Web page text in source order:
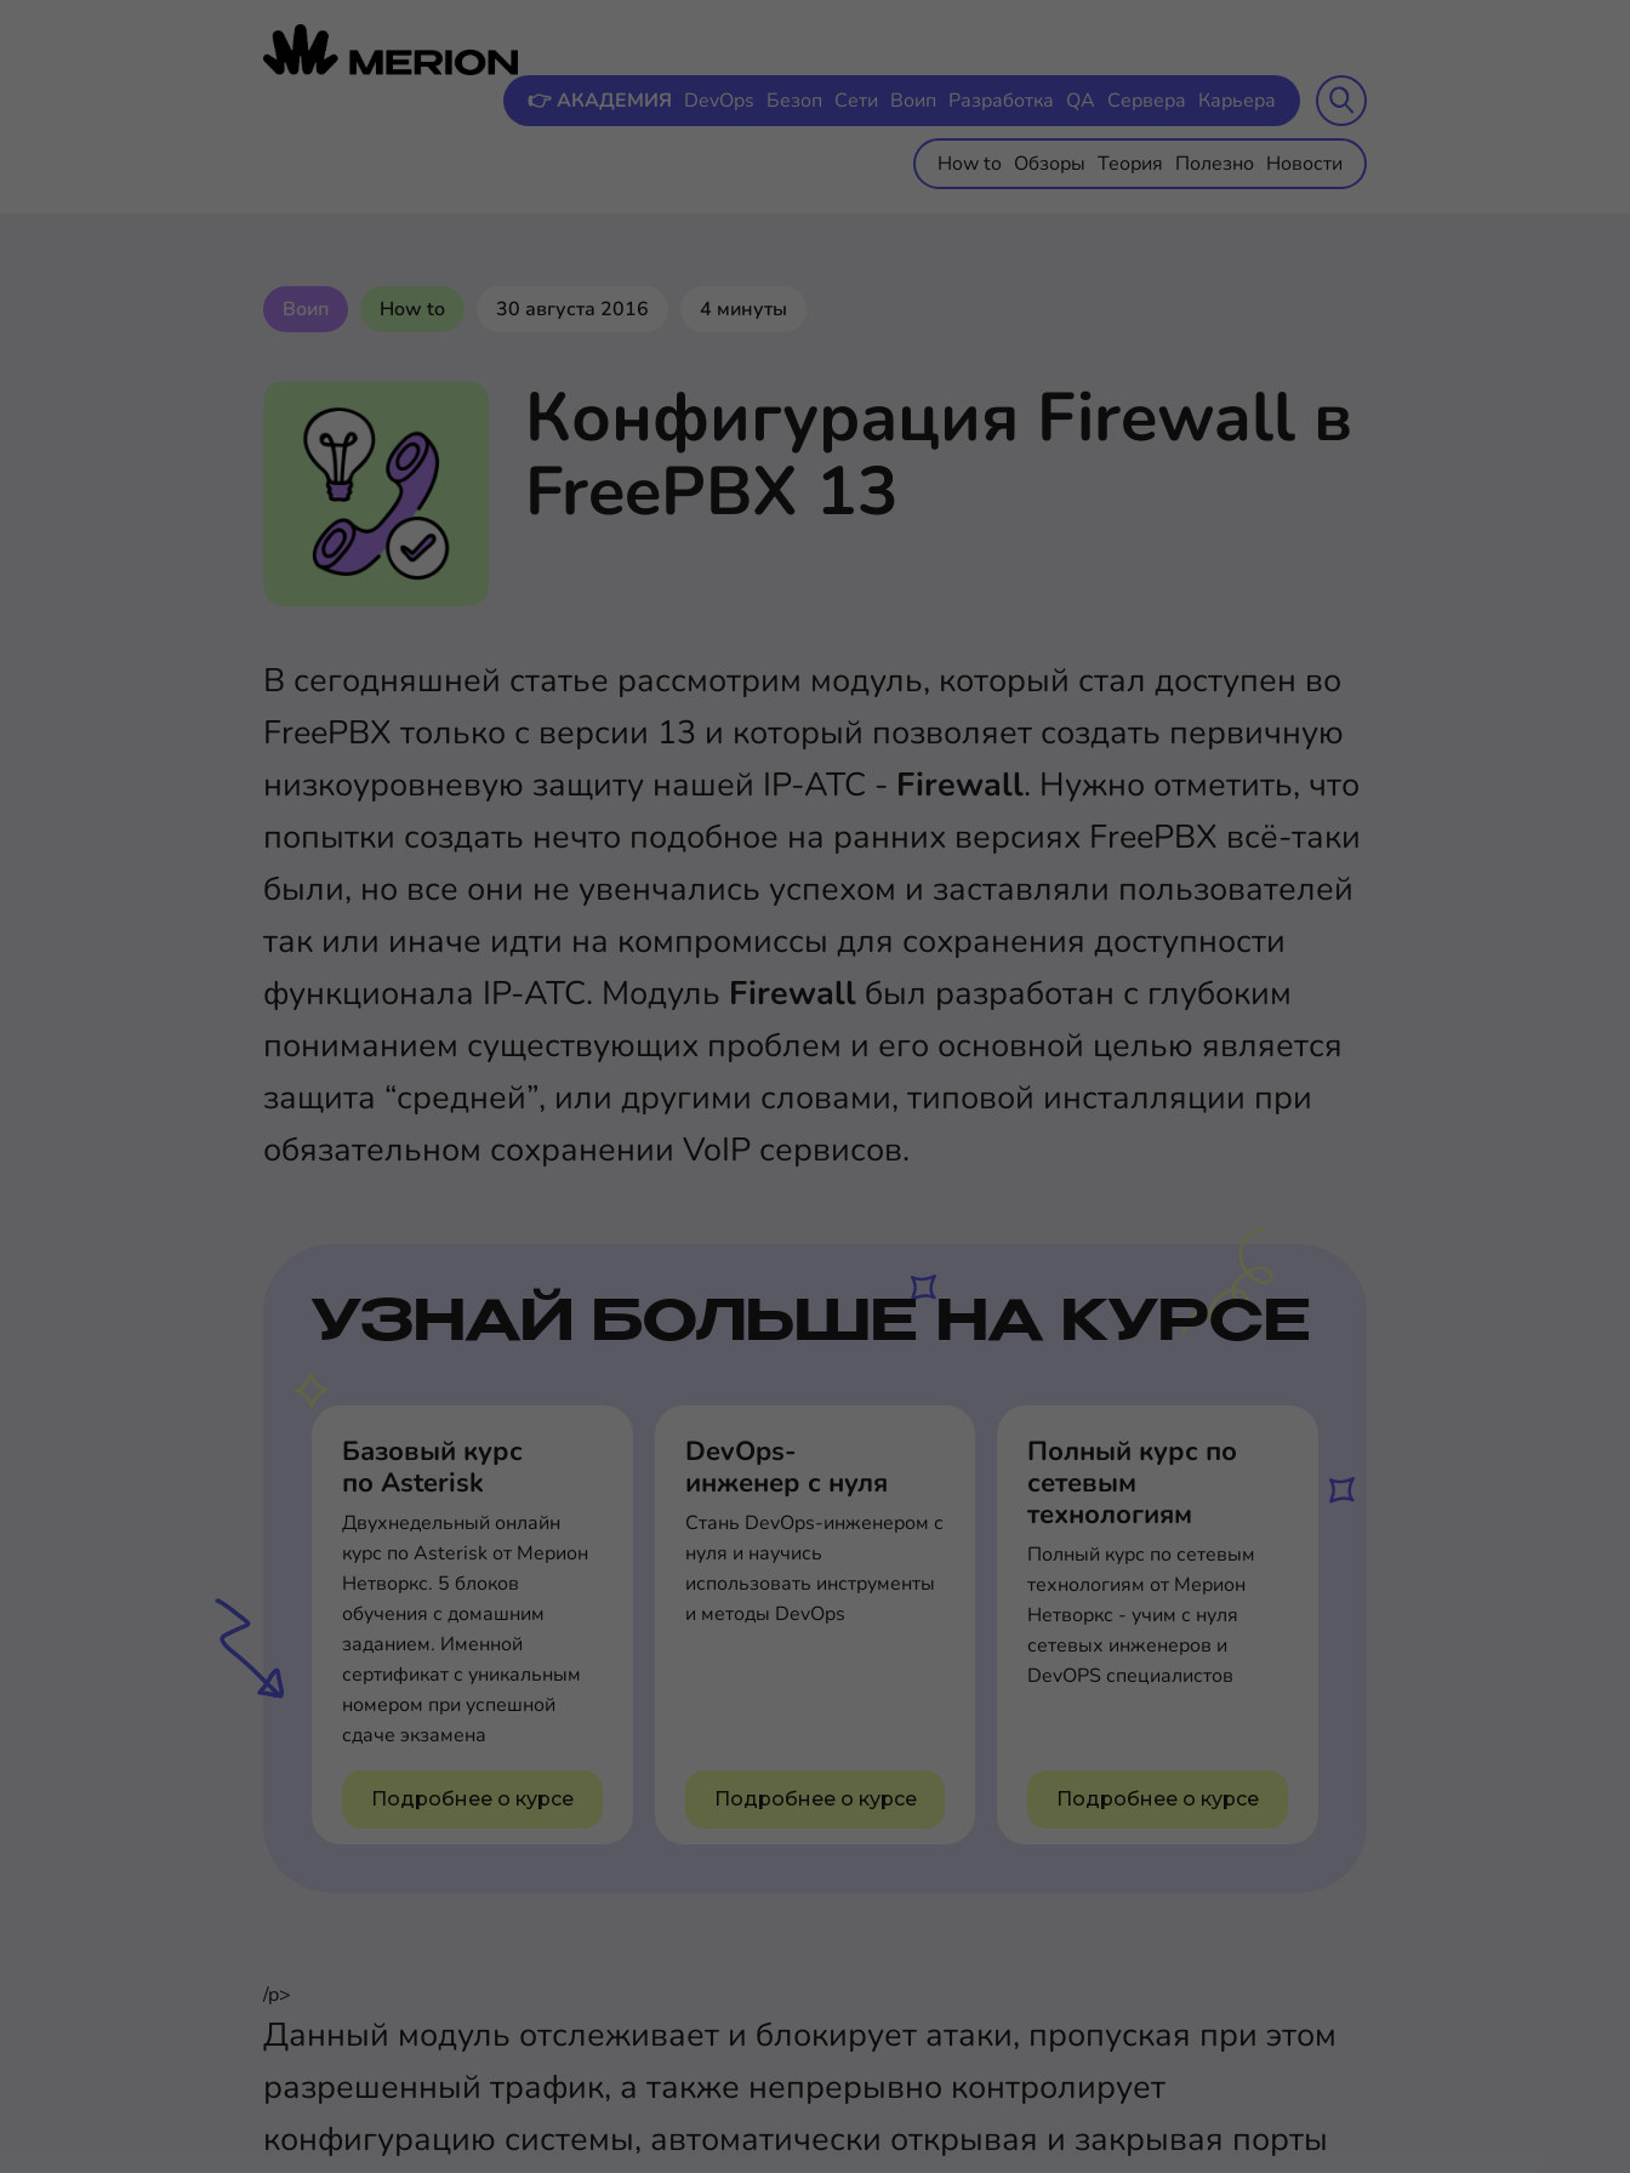
👉 АКАДЕМИЯ DevOps Безоп Сети Воип Разработка QA Сервера Карьера
How to Обзоры Теория Полезно Новости
Воип How to 30 августа 2016 4 минуты
Конфигурация Firewall в
FreePBX 13
В сегодняшней статье рассмотрим модуль, который стал доступен во
FreePBX только с версии 13 и который позволяет создать первичную
низкоуровневую защиту нашей IP-АТС - Firewall. Нужно отметить, что
попытки создать нечто подобное на ранних версиях FreePBX всё-таки
были, но все они не увенчались успехом и заставляли пользователей
так или иначе идти на компромиссы для сохранения доступности
функционала IP-АТС. Модуль Firewall был разработан с глубоким
пониманием существующих проблем и его основной целью является
защита “средней”, или другими словами, типовой инсталляции при
обязательном сохранении VoIP сервисов.
УЗНАЙ БОЛЬШЕ НА КУРСЕ
Базовый курс
по Asterisk
Двухнедельный онлайн
курс по Asterisk от Мерион
Нетворкс. 5 блоков
обучения с домашним
заданием. Именной
сертификат с уникальным
номером при успешной
сдаче экзамена
Подробнее о курсе
DevOps-
инженер с нуля
Стань DevOps-инженером с
нуля и научись
использовать инструменты
и методы DevOps
Подробнее о курсе
Полный курс по
сетевым
технологиям
Полный курс по сетевым
технологиям от Мерион
Нетворкс - учим с нуля
сетевых инженеров и
DevOPS специалистов
Подробнее о курсе
/p>
Данный модуль отслеживает и блокирует атаки, пропуская при этом
разрешенный трафик, а также непрерывно контролирует
конфигурацию системы, автоматически открывая и закрывая порты